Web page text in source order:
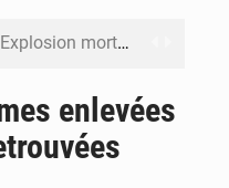
Syrie : Explosion mortelle sur un minibus à Jaramana (Damas)
enlevées